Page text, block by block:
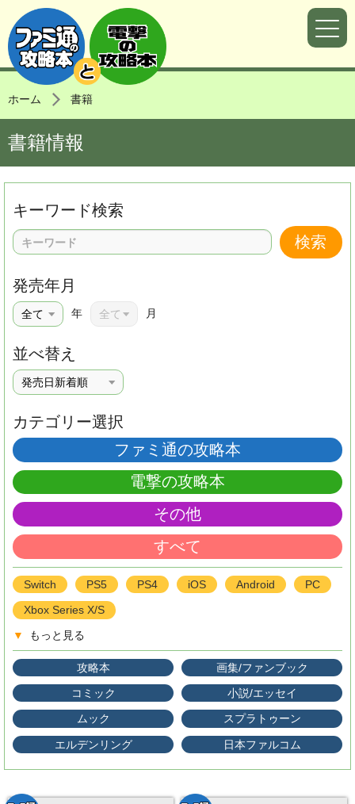
ホーム 書籍
書籍情報
キーワード検索
発売年月
年 月
並べ替え
カテゴリー選択
ファミ通の攻略本
電撃の攻略本
その他
すべて
Switch PS5 PS4 iOS Android PC
Xbox Series X/S
▼
もっと見る
攻略本 画集/ファンブック
コミック 小説/エッセイ
ムック スプラトゥーン
エルデンリング 日本ファルコム